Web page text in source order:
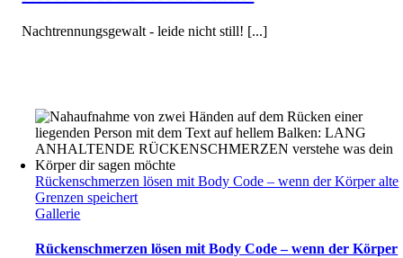
Nachtrennungsgewalt - leide nicht still! [...]
Rückenschmerzen lösen mit Body Code – wenn der Körper alte
Grenzen speichert
Gallerie
Rückenschmerzen lösen mit Body Code – wenn der Körper